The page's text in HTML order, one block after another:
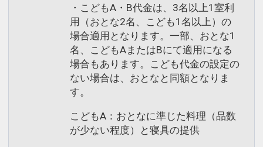
・こどもA・B代金は、3名以上1室利
用（おとな2名、こども1名以上）の
場合適用となります。一部、おとな1
名、こどもAまたはBにて適用になる
場合もあります。こども代金の設定の
ない場合は、おとなと同額となりま
す。
こどもA：おとなに準じた料理（品数
が少ない程度）と寝具の提供